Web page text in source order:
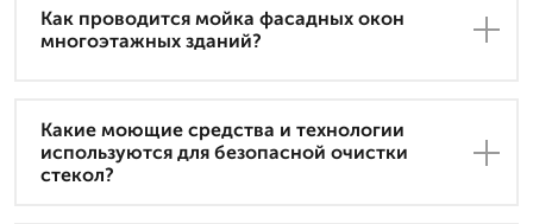
Как проводится мойка фасадных окон
многоэтажных зданий?
Какие моющие средства и технологии
используются для безопасной очистки
стекол?